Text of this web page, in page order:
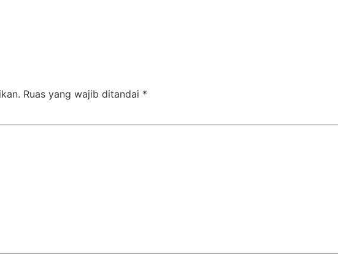
Ruas yang wajib ditandai *